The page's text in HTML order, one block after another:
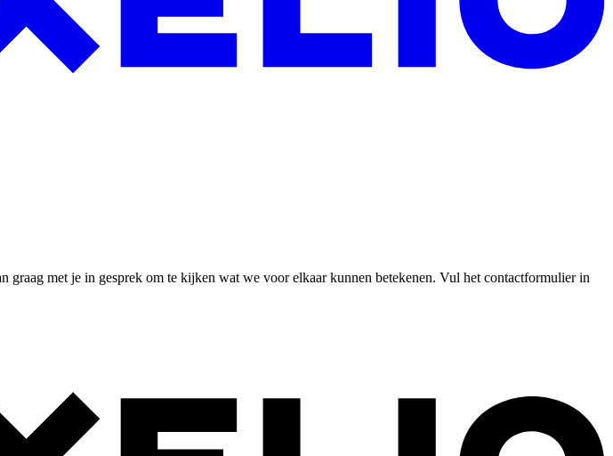
met je in gesprek om te kijken wat we voor elkaar kunnen betekenen. Vul het contactformulier in